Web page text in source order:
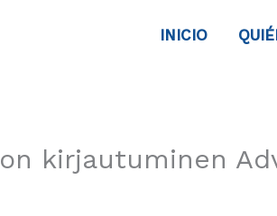
INICIO
kirjautuminen